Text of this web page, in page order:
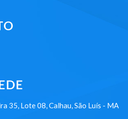
35, Lote 08, Calhau, São Luís - MA